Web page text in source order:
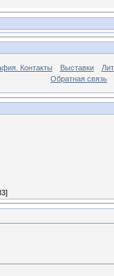
Контакты Выставки
Обратная связь